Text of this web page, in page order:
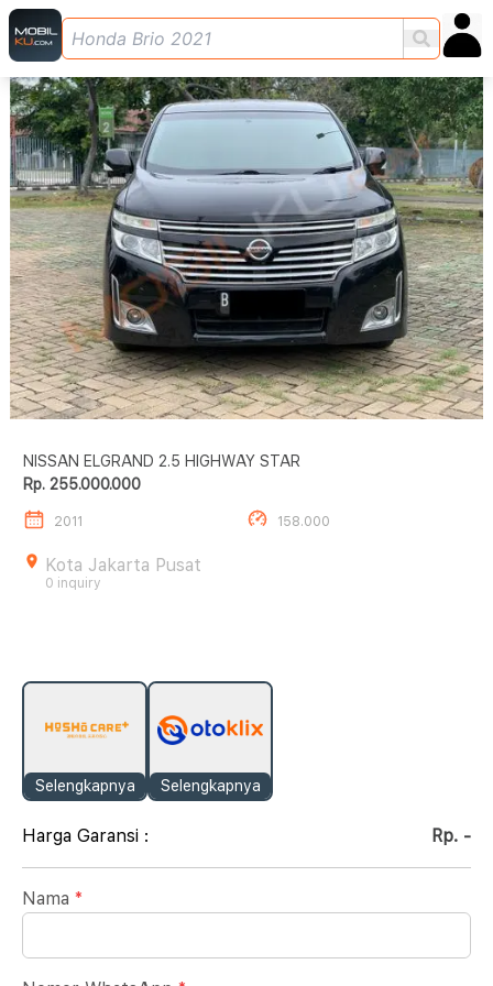
NISSAN ELGRAND 2.5 HIGHWAY STAR
Rp. 255.000.000
2011 158.000
Kota Jakarta Pusat
0 inquiry
Selengkapnya Selengkapnya
Harga Garansi : Rp. -
Nama *